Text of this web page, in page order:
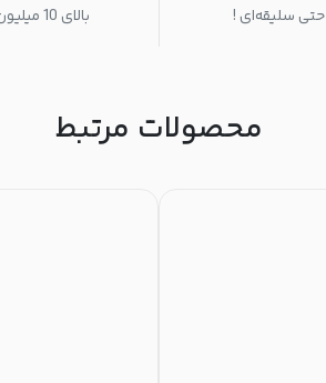
حتی سلیقه‌ای !
بالای 10 میلیون !
محصولات مرتبط